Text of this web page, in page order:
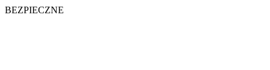
BEZPIECZNE